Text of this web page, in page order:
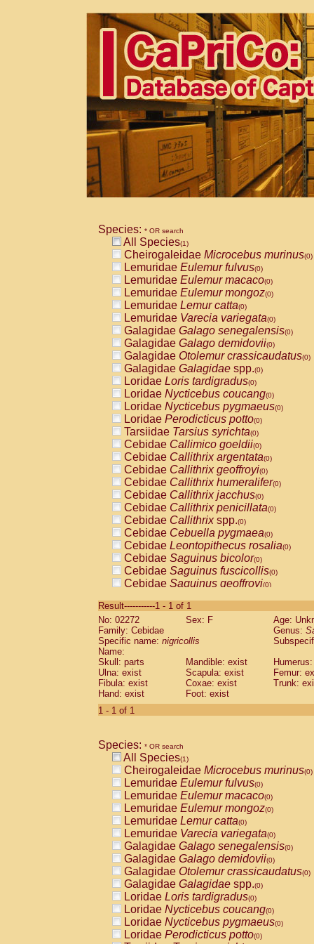
Species: * OR search
All Species(1)
Cheirogaleidae Microcebus murinus(0)
Lemuridae Eulemur fulvus(0)
Lemuridae Eulemur macaco(0)
Lemuridae Eulemur mongoz(0)
Lemuridae Lemur catta(0)
Lemuridae Varecia variegata(0)
Galagidae Galago senegalensis(0)
Galagidae Galago demidovii(0)
Galagidae Otolemur crassicaudatus(0)
Galagidae Galagidae spp.(0)
Loridae Loris tardigradus(0)
Loridae Nycticebus coucang(0)
Loridae Nycticebus pygmaeus(0)
Loridae Perodicticus potto(0)
Tarsiidae Tarsius syrichta(0)
Cebidae Callimico goeldii(0)
Cebidae Callithrix argentata(0)
Cebidae Callithrix geoffroyi(0)
Cebidae Callithrix humeralifer(0)
Cebidae Callithrix jacchus(0)
Cebidae Callithrix penicillata(0)
Cebidae Callithrixspp.(0)
Cebidae Cebuella pygmaea(0)
Cebidae Leontopithecus rosalia(0)
Cebidae Saguinus bicolor(0)
Cebidae Saguinus fuscicollis(0)
Cebidae Saguinus geoffroyi(0)
CebidaeSaguinus labiatus(0)
Cebidae Saguinus leucopus (0)
Cebidae
CebidaeSaguinus mystax
Cebidae Saguinus nigricollis (1)
Cebidae Saguinus oedipus
Cebidae Saguinus weddelli
Cebidae Saguinusspp.
Cebidae
CebidaeCebus capucinus
CebidaeCebus nigrivittatus
CebidaeCebus spp.(0)
CebidaeSaimiri boliviensis(0)
CebidaeSaimiri sciureus(0)
AtelidaeAlouatta caraya(0)
AtelidaeAlouatta fusca(0)
AtelidaeAlouatta seniculus(0)
AtelidaeAlouattaspp.(0)
AtelidaeAteles belzebuth(0)
AtelidaeAteles geoffroyi(0)
AtelidaeAteles paniscus(0)
AtelidaeAtelesspp.(0)
AtelidaeLagothrix lagothricha(0)
AtelidaeLagothrix lagothricha cana
PitheciidaeCacajao calvus
Result-----------1 - 1 of 1
No: 02272
Sex: F
Age:
Family: Cebidae
Genus:
Specific name: nigricollis
Name:
Skull: parts
Mandible: exist
Ulna: exist
Scapula: exist
Femur:
Fibula: exist
Coxae: exist
Trunk:
Hand: exist
Foot: exist
1 - 1 of 1
Species: * OR search
All Species(1)
Cheirogaleidae Microcebus murinus(0)
Lemuridae Eulemur fulvus(0)
Lemuridae Eulemur macaco(0)
Lemuridae Eulemur mongoz(0)
Lemuridae Lemur catta(0)
Lemuridae Varecia variegata(0)
Galagidae Galago senegalensis(0)
Galagidae Galago demidovii(0)
Galagidae Otolemur crassicaudatus(0)
Galagidae Galagidae spp.(0)
Loridae Loris tardigradus(0)
Loridae Nycticebus coucang(0)
Loridae Nycticebus pygmaeus(0)
Loridae Perodicticus potto(0)